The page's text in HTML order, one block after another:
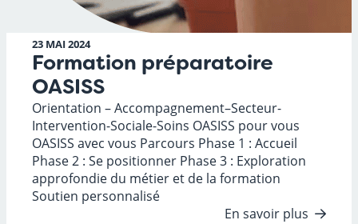
23 MAI 2024
Formation préparatoire
OASISS
Orientation – Accompagnement–Secteur-
Intervention-Sociale-Soins OASISS pour vous
OASISS avec vous Parcours Phase 1 : Accueil
Phase 2 : Se positionner Phase 3 : Exploration
approfondie du métier et de la formation
Soutien personnalisé
En savoir plus